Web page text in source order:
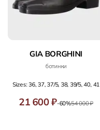
GIA BORGHINI
ботинки
Sizes: 36, 37, 37/5, 38, 39/5, 40, 41
21 600 ₽-60%54 000 ₽